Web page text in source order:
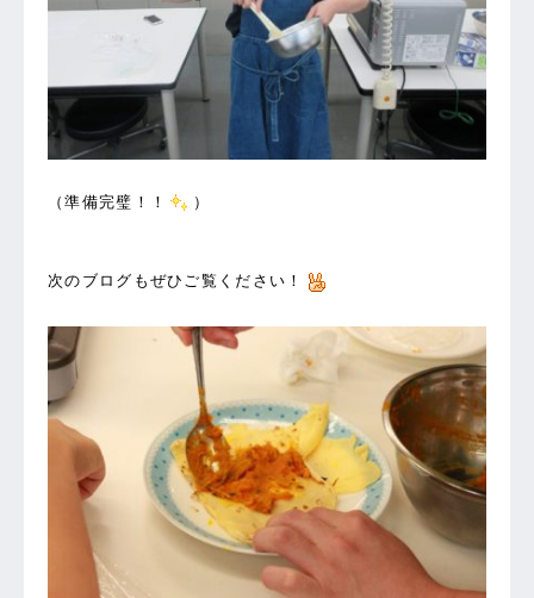
（準備完璧！！ ）
次のブログもぜひご覧ください！